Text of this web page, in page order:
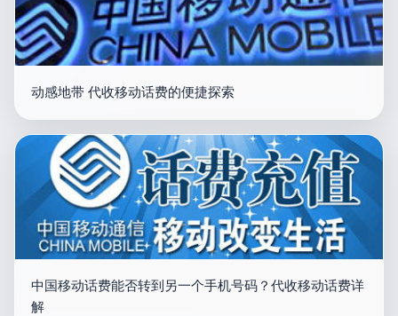
动感地带 代收移动话费的便捷探索
中国移动话费能否转到另一个手机号码？代收移动话费详
解